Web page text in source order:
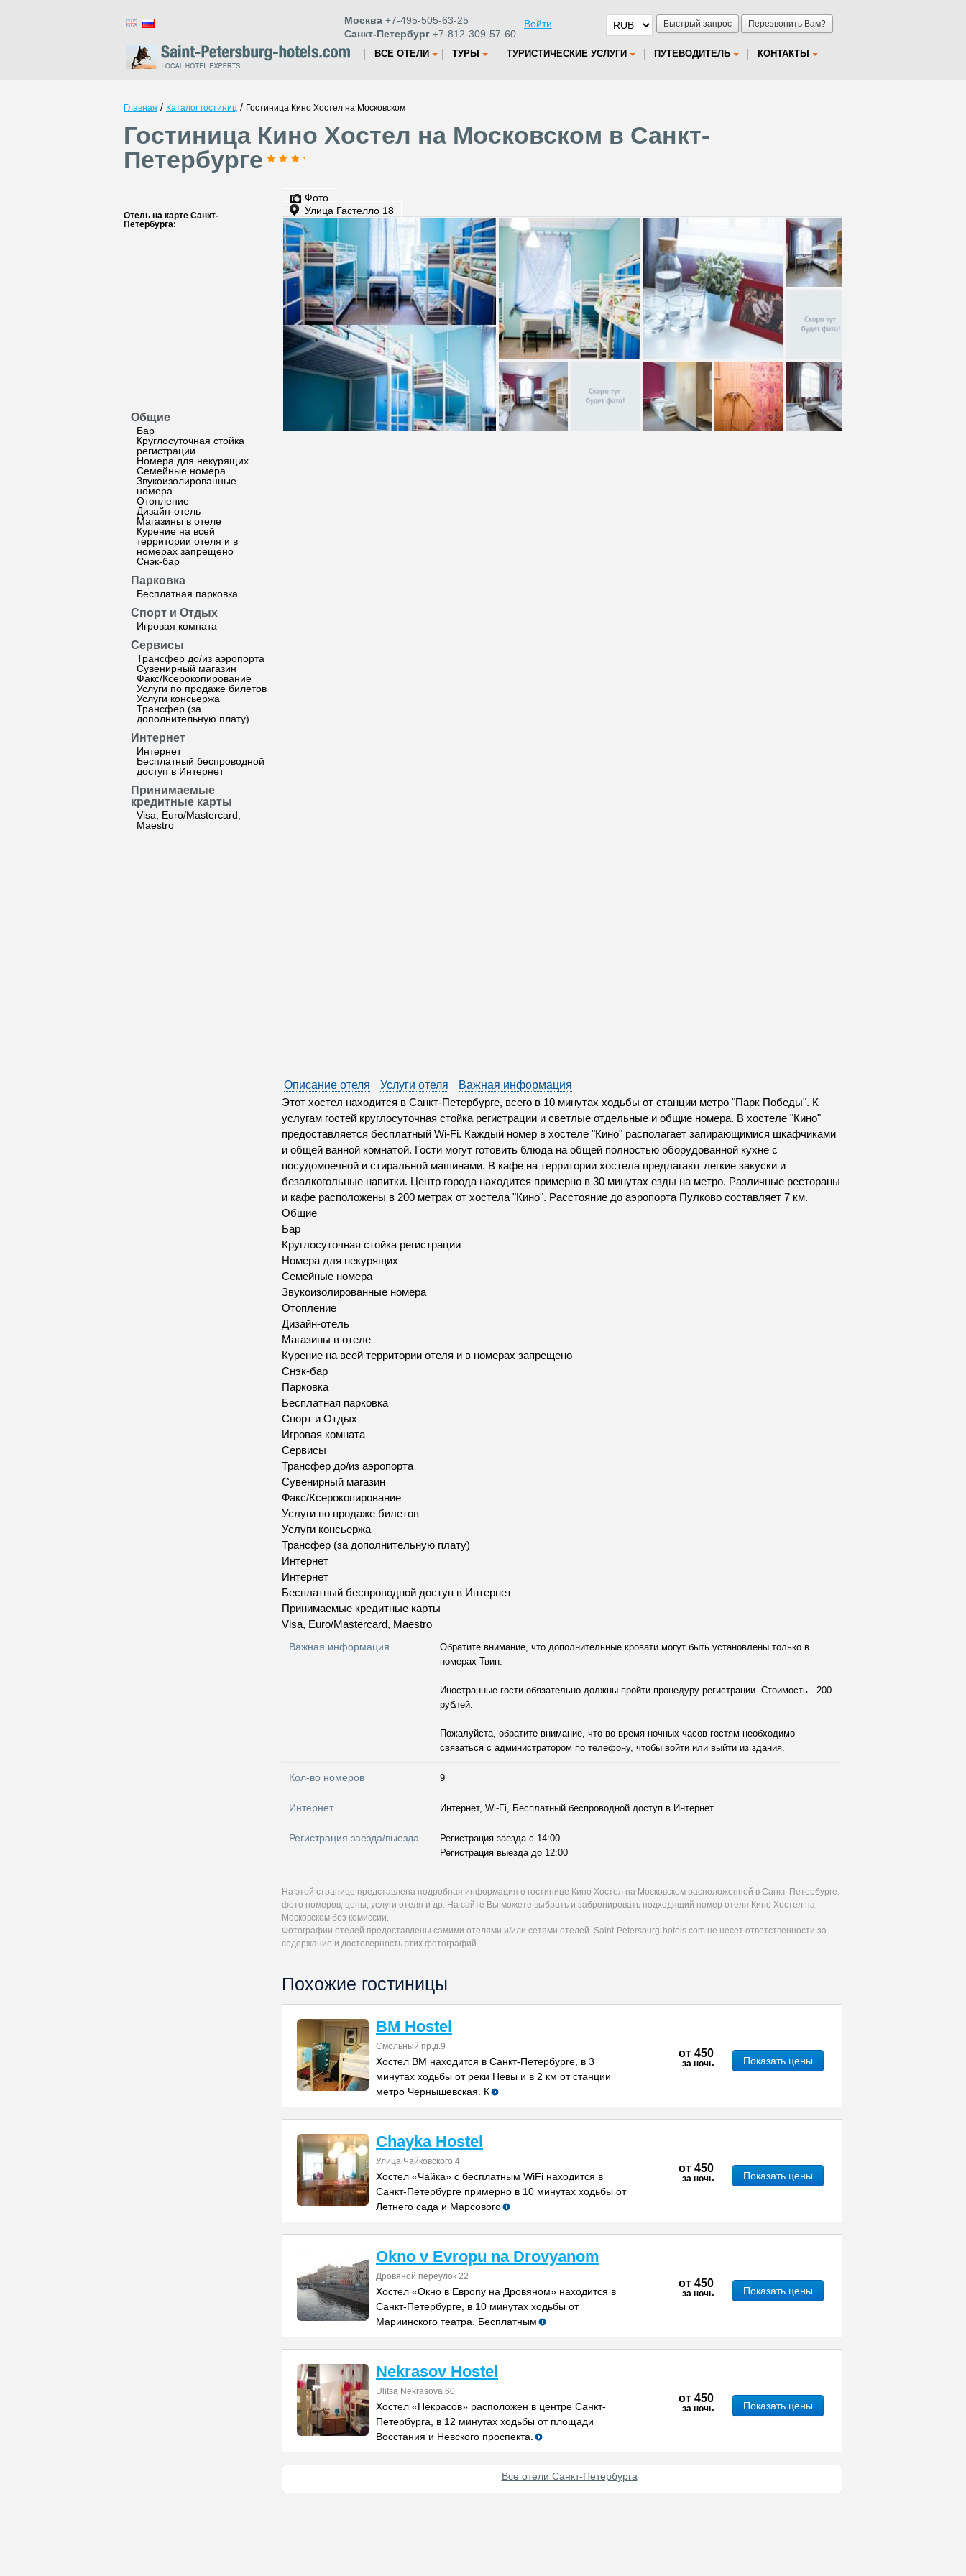
Быстрый запрос Перезвонить Вам?
Москва +7-495-505-63-25
Санкт-Петербург +7-812-309-57-60
Войти
ВСЕ ОТЕЛИ ТУРЫ ТУРИСТИЧЕСКИЕ УСЛУГИ ПУТЕВОДИТЕЛЬ КОНТАКТЫ
Главная / Каталог гостиниц / Гостиница Кино Хостел на Московском
Гостиница Кино Хостел на Московском в Санкт-
Петербурге
Отель на карте Санкт-
Петербурга:
Общие
Бар
Круглосуточная стойка
регистрации
Номера для некурящих
Семейные номера
Звукоизолированные
номера
Отопление
Дизайн-отель
Магазины в отеле
Курение на всей
территории отеля и в
номерах запрещено
Снэк-бар
Парковка
Бесплатная парковка
Спорт и Отдых
Игровая комната
Сервисы
Трансфер до/из аэропорта
Сувенирный магазин
Факс/Ксерокопирование
Услуги по продаже билетов
Услуги консьержа
Трансфер (за
дополнительную плату)
Интернет
Интернет
Бесплатный беспроводной
доступ в Интернет
Принимаемые
кредитные карты
Visa, Euro/Mastercard,
Maestro
Фото
Улица Гастелло 18
Описание отеля Услуги отеля
Важная информация
Этот хостел находится в Санкт-Петербурге, всего в 10 минутах ходьбы от станции метро "Парк Победы". К
услугам гостей круглосуточная стойка регистрации и светлые отдельные и общие номера. В хостеле "Кино"
предоставляется бесплатный Wi-Fi. Каждый номер в хостеле "Кино" располагает запирающимися шкафчиками
и общей ванной комнатой. Гости могут готовить блюда на общей полностью оборудованной кухне с
посудомоечной и стиральной машинами. В кафе на территории хостела предлагают легкие закуски и
безалкогольные напитки. Центр города находится примерно в 30 минутах езды на метро. Различные рестораны
и кафе расположены в 200 метрах от хостела "Кино". Расстояние до аэропорта Пулково составляет 7 км.
Общие
Бар
Круглосуточная стойка регистрации
Номера для некурящих
Семейные номера
Звукоизолированные номера
Отопление
Дизайн-отель
Магазины в отеле
Курение на всей территории отеля и в номерах запрещено
Снэк-бар
Парковка
Бесплатная парковка
Спорт и Отдых
Игровая комната
Сервисы
Трансфер до/из аэропорта
Сувенирный магазин
Факс/Ксерокопирование
Услуги по продаже билетов
Услуги консьержа
Трансфер (за дополнительную плату)
Интернет
Интернет
Бесплатный беспроводной доступ в Интернет
Принимаемые кредитные карты
Visa, Euro/Mastercard, Maestro
Важная информация
Обратите внимание, что дополнительные кровати могут быть установлены только в
номерах Твин.
Иностранные гости обязательно должны пройти процедуру регистрации. Стоимость - 200
рублей.
Пожалуйста, обратите внимание, что во время ночных часов гостям необходимо
связаться с администратором по телефону, чтобы войти или выйти из здания.
Кол-во номеров 9
Интернет Интернет, Wi-Fi, Бесплатный беспроводной доступ в Интернет
Регистрация заезда/выезда
Регистрация заезда с 14:00
Регистрация выезда до 12:00
На этой странице представлена подробная информация о гостинице Кино Хостел на Московском расположенной в Санкт-Петербурге:
фото номеров, цены, услуги отеля и др. На сайте Вы можете выбрать и забронировать подходящий номер отеля Кино Хостел на
Московском без комиссии.
Фотографии отелей предоставлены самими отелями и/или сетями отелей. Saint-Petersburg-hotels.com не несет ответственности за
содержание и достоверность этих фотографий.
Похожие гостиницы
BM Hostel
Смольный пр.д.9
Хостел BM находится в Санкт-Петербурге, в 3
минутах ходьбы от реки Невы и в 2 км от станции
метро Чернышевская. К
от 450
за ночь Показать цены
Chayka Hostel
Улица Чайковского 4
Хостел «Чайка» с бесплатным WiFi находится в
Санкт-Петербурге примерно в 10 минутах ходьбы от
Летнего сада и Марсового
от 450
за ночь Показать цены
Okno v Evropu na Drovyanom
Дровяной переулок 22
Хостел «Окно в Европу на Дровяном» находится в
Санкт-Петербурге, в 10 минутах ходьбы от
Мариинского театра. Бесплатным
от 450
за ночь Показать цены
Nekrasov Hostel
Ulitsa Nekrasova 60
Хостел «Некрасов» расположен в центре Санкт-
Петербурга, в 12 минутах ходьбы от площади
Восстания и Невского проспекта.
от 450
за ночь Показать цены
Все отели Санкт-Петербурга